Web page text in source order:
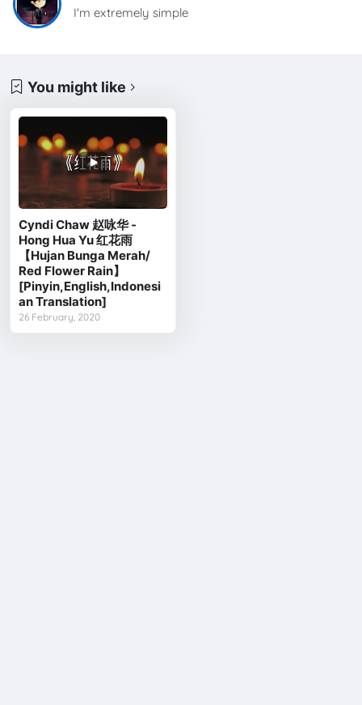
I'm extremely simple
You might like
Cyndi Chaw 赵咏华 -
Hong Hua Yu 红花雨
【Hujan Bunga Merah/
Red Flower Rain】
[Pinyin,English,Indonesi
an Translation]
26 February, 2020